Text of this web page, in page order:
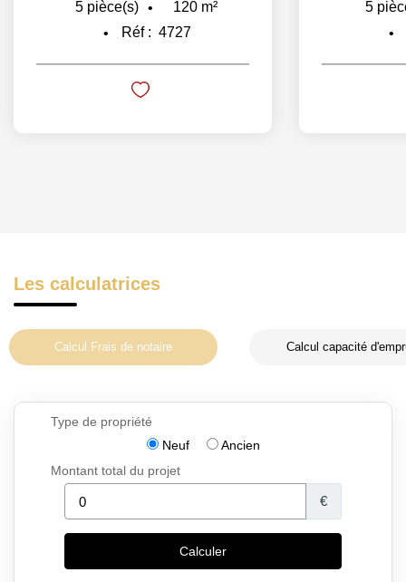
5pièce(s)
Réf :
Les calculatrices
Calcul Frais de notaire Calcul capacité